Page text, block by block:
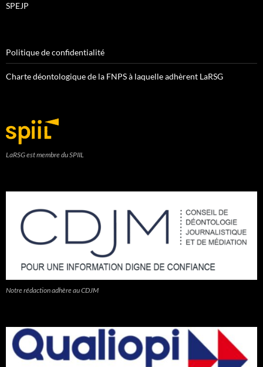
SPEJP
Politique de confidentialité
Charte déontologique de la FNPS à laquelle adhèrent LaRSG
LaRSG est membre du SPIIL
Notre rédaction adhère au CDJM